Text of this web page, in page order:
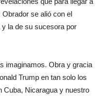
se alió con el
la de su sucesora por
imaginamos. Obra y gracia
Trump en tan solo los
Cuba, Nicaragua y nuestro